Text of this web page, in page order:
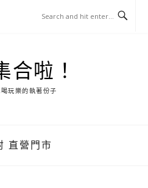
合啦！
玩樂的執著份子
直營門市